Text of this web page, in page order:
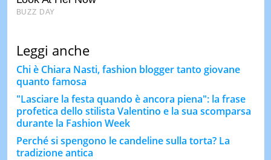
Leggi anche
Chi è Chiara Nasti, fashion blogger tanto giovane
quanto famosa
"Lasciare la festa quando è ancora piena": la frase
profetica dello stilista Valentino e la sua scomparsa
durante la Fashion Week
Perché si spengono le candeline sulla torta? La
tradizione antica